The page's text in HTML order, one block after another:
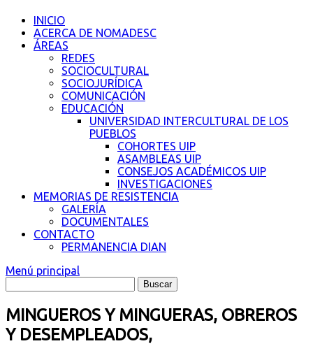
INICIO
ACERCA DE NOMADESC
ÁREAS
REDES
SOCIOCULTURAL
SOCIOJURÍDICA
COMUNICACIÓN
EDUCACIÓN
UNIVERSIDAD INTERCULTURAL DE LOS
PUEBLOS
COHORTES UIP
ASAMBLEAS UIP
CONSEJOS ACADÉMICOS UIP
INVESTIGACIONES
MEMORIAS DE RESISTENCIA
GALERÍA
DOCUMENTALES
CONTACTO
PERMANENCIA DIAN
Menú principal
MINGUEROS Y MINGUERAS, OBREROS
Y DESEMPLEADOS,